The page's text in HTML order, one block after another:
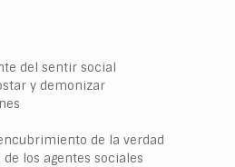
del sentir social
y demonizar
de la verdad
los agentes sociales